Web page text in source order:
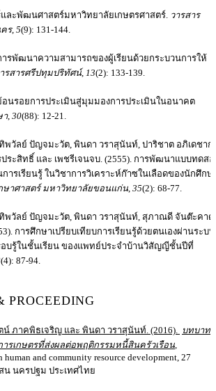
ละพัฒนศาสตร์มหาวิทยาลัยเกษตรศาสตร์. วารสาร
ร, 5(9): 131-144.
รพัฒนาความสามารถของผู้เรียนด้วยกระบวนการให้
รสารศรีปทุมปริทัศน์, 13(2): 133-139.
นรอยการประเมินสู่มุมมองการประเมินในอนาคต
า, 30(88): 12-21.
พวัลย์ ปัญจมะวัต, พินดา วราสุนันท์, ปาริชาต อภิเดชากุ
ระสิทธิ์ และ เพชรีเจนจบ. (2555). การพัฒนาแบบทดส
ารเรียนรู้ ในวิชาการวิเคราะห์ก๊าซในเลือดของนักศึกษ
ษาศาสตร์ มหาวิทยาลัยขอนแก่น, 35(2): 68-77.
พวัลย์ ปัญจมะวัต, พินดา วราสุนันท์, สุภาณดี จันต๊ะคาด
การศึกษาเปรียบเทียบการเรียนรู้ด้วยตนเองผ่านระบบ
บรู้ในชั้นเรียน ของแพทย์ประจำบ้านวิสัญญีชั้นปีที่
(4): 87-94.
PROCEEDING
น์ ภาคพิธเจริญ และ พินดา วราสุนันท์. (2016). บทบาท
รเกษตรที่ส่งผลต่อพฤติกรรมหนี้สินครัวเรือน,
human and community resource development, 27
นครปฐม ประเทศไทย